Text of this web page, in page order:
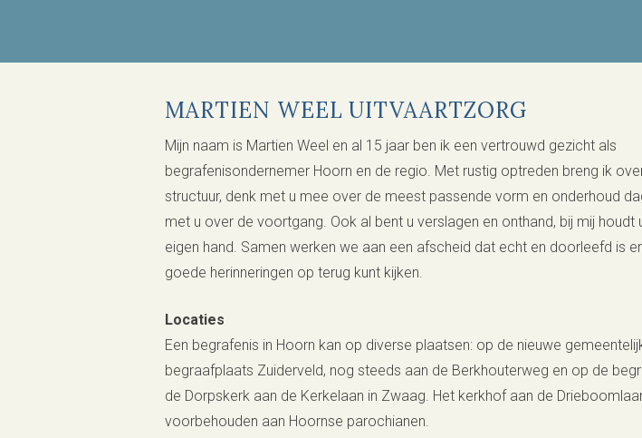
MARTIEN WEEL UITVAARTZORG
Mijn naam is Martien Weel en al 15 jaar ben ik een vertrouwd gezicht als
begrafenisondernemer Hoorn en de regio. Met rustig optreden breng ik
structuur, denk met u mee over de meest passende vorm en onderhoud
met u over de voortgang. Ook al bent u verslagen en onthand, bij mij houdt
eigen hand. Samen werken we aan een afscheid dat echt en doorleefd is
goede herinneringen op terug kunt kijken.
Locaties
Een begrafenis in Hoorn kan op diverse plaatsen: op de nieuwe
begraafplaats Zuiderveld, nog steeds aan de Berkhouterweg en op de
de Dorpskerk aan de Kerkelaan in Zwaag. Het kerkhof aan de
voorbehouden aan Hoornse parochianen.